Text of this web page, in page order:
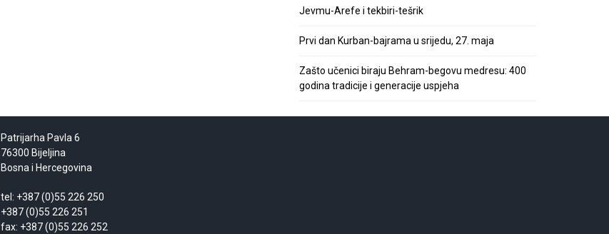
Jevmu-Arefe i tekbiri-tešrik
Prvi dan Kurban-bajrama u srijedu, 27. maja
Zašto učenici biraju Behram-begovu medresu: 400
godina tradicije i generacije uspjeha
Patrijarha Pavla 6
76300 Bijeljina
Bosna i Hercegovina
tel: +387 (0)55 226 250
+387 (0)55 226 251
fax: +387 (0)55 226 252